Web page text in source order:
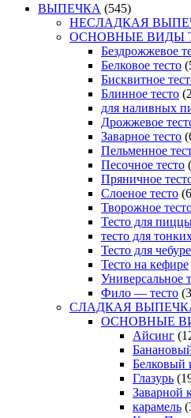
ВЫПЕЧКА (545)
НЕСЛАДКАЯ
ОСНОВНЫЕ ВИДЫ
Бездрожжевое
Белковое тесто
Бисквитное
Блинное тесто
для наливных
Дрожжевое
Заварное тесто
Пельменное
Песочное тесто
Пряничное
Слоеное тесто
Творожное
Тесто для
тесто для
Тесто для
Тесто на кефире
Универсальное
Фило — тесто
СЛАДКАЯ
ОСНОВНЫЕ
Айсинг
Белковый
Глазурь
Заварной
карамель